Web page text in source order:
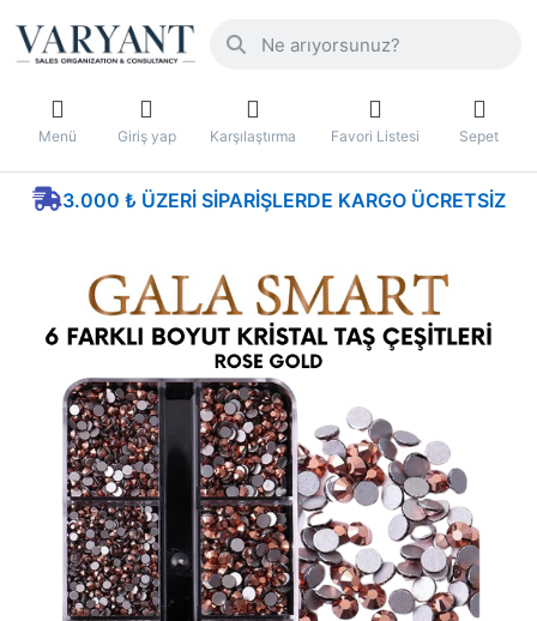
Menü Giriş yap Karşılaştırma Favori Listesi Sepet
3.000 ₺ ÜZERI SIPARIŞLERDE KARGO ÜCRETSIZ